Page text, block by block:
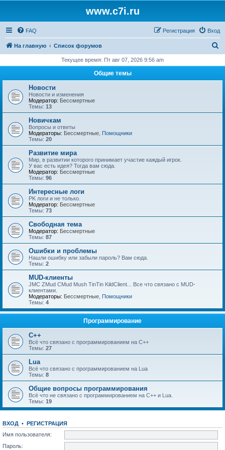
www.c7i.ru
FAQ Вход
Регистрация
На главную Список форумов
с
Текущее время: Пт авг 07, 2026 9:56 am
Общие темы
Новости
Новости и изменения
Модератор: Бессмертные
Темы: 13
Новичкам
Вопросы и ответы
Модераторы: Бессмертные Помощники
Темы: 20
Развитие мира
Мир, в развитии которого принимает участие каждый игрок.
У вас есть идея? Тогда вам сюда.
Модератор: Бессмертные
Темы: 96
Интересные логи
PK логи и не только.
Модератор: Бессмертные
Темы: 73
Свободная тема
Модератор: Бессмертные
Темы: 87
Ошибки и проблемы
Нашли ошибку или забыли пароль? Вам сюда.
Темы: 2
MUD-клиенты
JMC ZMud CMud Mush TinTin KildClient... Все что связано с MUD-
клиентами.
Модераторы: Бессмертные Помощники
Темы: 4
Программирование
C++
Всё что связано с программированием на С++
Темы: 27
Lua
Всё что связано с программированием на Lua
Темы: 8
Общие вопросы программирования
Всё что не связано с программированием на C++ и Lua.
Темы: 19
ВХОД • РЕГИСТРАЦИЯ
Имя пользователя:
Пароль: